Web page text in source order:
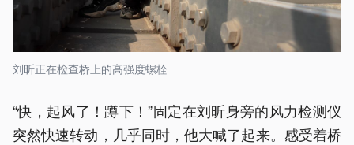
刘昕正在检查桥上的高强度螺栓
“快，起风了！蹲下！”固定在刘昕身旁的风力检测仪
突然快速转动，几乎同时，他大喊了起来。感受着桥